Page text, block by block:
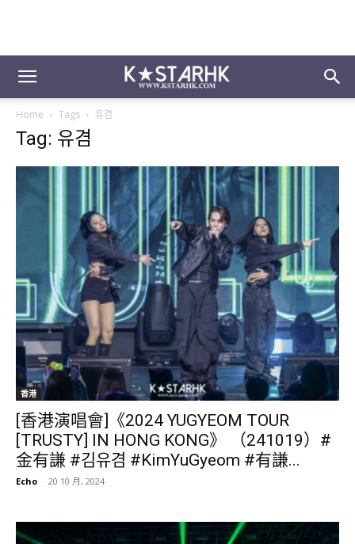
Home Tags 유겸
Tag: 유겸
香港
[香港演唱會]《2024 YUGYEOM TOUR
[TRUSTY] IN HONG KONG》 （241019）#
金有謙 #김유겸 #KimYuGyeom #有謙...
Echo - 20 10 月, 2024